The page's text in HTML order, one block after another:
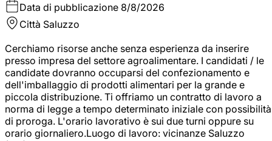
Data di pubblicazione 8/8/2026
Città Saluzzo
Cerchiamo risorse anche senza esperienza da inserire
presso impresa del settore agroalimentare. I candidati / le
candidate dovranno occuparsi del confezionamento e
dell'imballaggio di prodotti alimentari per la grande e
piccola distribuzione. Ti offriamo un contratto di lavoro a
norma di legge a tempo determinato iniziale con possibilità
di proroga. L'orario lavorativo è sui due turni oppure su
orario giornaliero.Luogo di lavoro: vicinanze Saluzzo